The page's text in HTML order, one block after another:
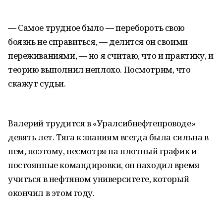
— Самое трудное было — перебороть свою
боязнь не справиться, — делится он своими
переживаниями, — но я считаю, что и практику, и
теорию выполнил неплохо. Посмотрим, что
скажут судьи.
Валерий трудится в «Уралсибнефтепроводе»
девять лет. Тяга к знаниям всегда была сильна в
нем, поэтому, несмотря на плотный график и
постоянные командировки, он находил время
учиться в нефтяном университете, который
окончил в этом году.